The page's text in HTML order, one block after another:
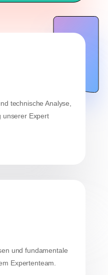
technische Analyse,
unserer Expert
und fundamentale
Expertenteam.